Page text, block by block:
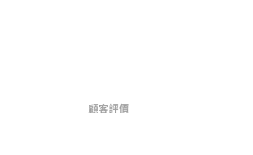
顧客評價